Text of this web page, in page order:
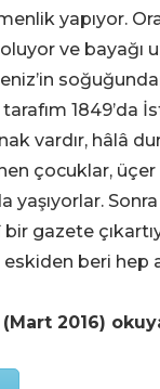
yapıyor.
ve bayağı
1849’da
vardır, hâlâ
çocuklar,
gazete
beri hep
(Mart 2016)